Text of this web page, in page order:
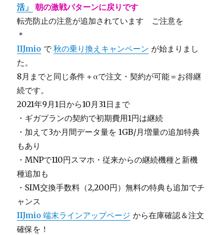
活」
朝の激戦パターンに戻りです
転売防止の注意が追加されています ご注意を
＊
IIJmio で秋の乗り換えキャンペーン が始まりまし
た。
8月までと同じ条件＋αで注文・契約が可能＝お得継
続です。
2021年9月1日から10月31日まで
・ギガプランの契約で初期費用1円は継続
・加えて3か月間データ量を 1GB/月増量の追加特典
もあり
・MNPで110円スマホ・従来からの継続機種と新機
種追加も
・SIM交換手数料（2,200円）無料の特典も追加でチ
ャンス
IIJmio 端末ラインアップページ から在庫確認＆注文
確保を！